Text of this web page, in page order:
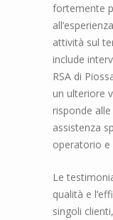
fortemente
attività sul
include
RSA di
un ulteriore
risponde
assistenza
operatorio e
Le
qualità e
singoli